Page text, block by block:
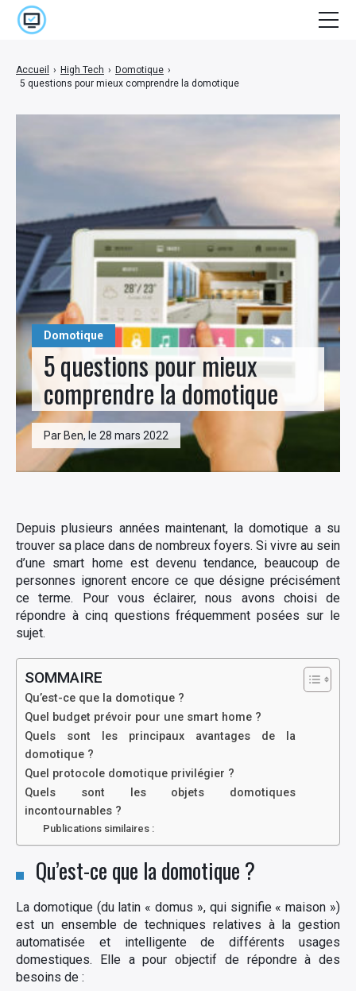
Domotique
5 questions pour mieux
comprendre la domotique
Par Ben, le 28 mars 2022
Accueil › High Tech › Domotique ›
5 questions pour mieux comprendre la domotique
Depuis plusieurs années maintenant, la domotique a su
trouver sa place dans de nombreux foyers. Si vivre au sein
d’une smart home est devenu tendance, beaucoup de
personnes ignorent encore ce que désigne précisément
ce terme. Pour vous éclairer, nous avons choisi de
répondre à cinq questions fréquemment posées sur le
sujet.
SOMMAIRE
Qu’est-ce que la domotique ?
Quel budget prévoir pour une smart home ?
Quels sont les principaux avantages de la
domotique ?
Quel protocole domotique privilégier ?
Quels sont les objets domotiques
incontournables ?
Publications similaires :
Qu’est-ce que la domotique ?
La domotique (du latin « domus », qui signifie « maison »)
est un ensemble de techniques relatives à la gestion
automatisée et intelligente de différents usages
domestiques. Elle a pour objectif de répondre à des
besoins de :
Cinéma
Lifestyle
Séries
Stuff